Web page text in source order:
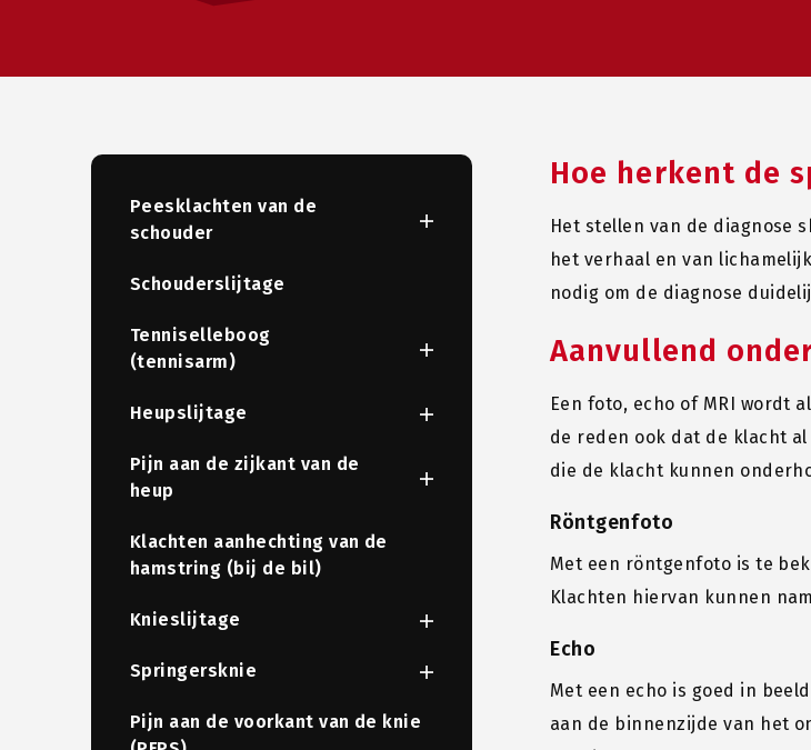
Peesklachten van de
schouder
Schouderslijtage
Tenniselleboog
(tennisarm)
Heupslijtage
Pijn aan de zijkant van de
heup
Klachten aanhechting van de
hamstring (bij de bil)
Knieslijtage
Springersknie
Pijn aan de voorkant van de knie
Hoe herkent de
Het stellen van de diagnose
het verhaal en van
nodig om de diagnose
Aanvullend
Een foto, echo of MRI wordt
de reden ook dat de klacht
die de klacht kunnen
Röntgenfoto
Met een röntgenfoto is te
Klachten hiervan kunnen
Echo
Met een echo is goed in
aan de binnenzijde van het